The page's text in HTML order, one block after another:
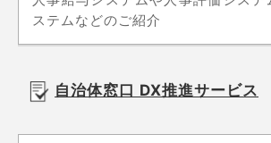
ステムなどのご紹介
自治体窓口 DX推進サービス